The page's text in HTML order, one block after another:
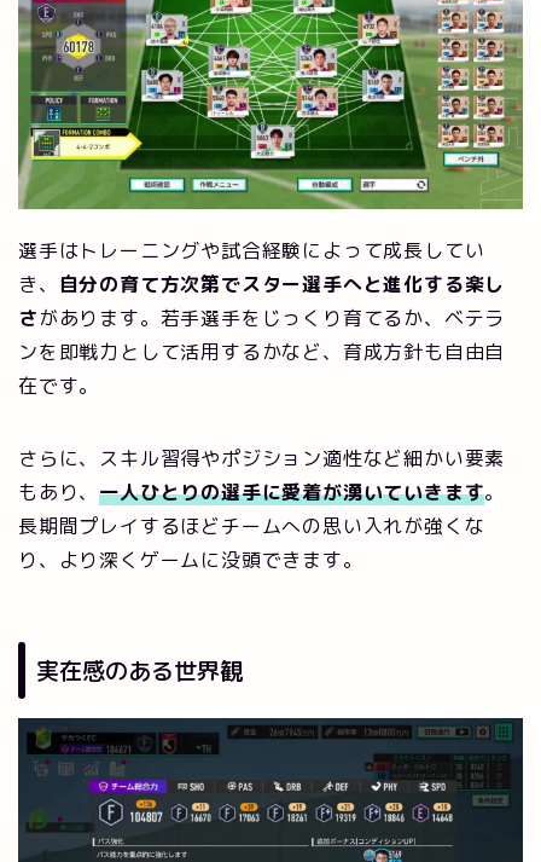
選手はトレーニングや試合経験によって成長してい
き、 自分の育て方次第でスター選手へと進化する楽し
さがあります。若手選手をじっくり育てるか、ベテラ
ンを即戦力として活用するかなど、育成方針も自由自
在です。
さらに、スキル習得やポジション適性など細かい要素
もあり、一人ひとりの選手に愛着が湧いていきます。
長期間プレイするほどチームへの思い入れが強くな
り、より深くゲームに没頭できます。
実在感のある世界観